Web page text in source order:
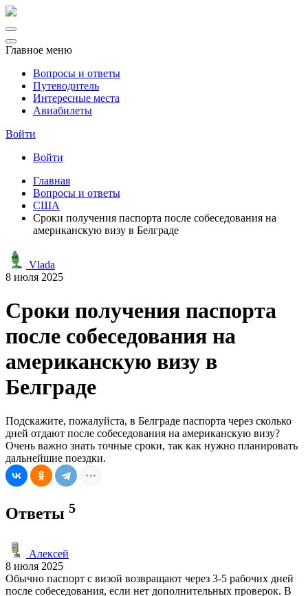
Главное меню
Вопросы и ответы
Путеводитель
Интересные места
Авиабилеты
Войти
Войти
Главная
Вопросы и ответы
США
Сроки получения паспорта после собеседования на
американскую визу в Белграде
Vlada
8 июля 2025
Сроки получения паспорта
после собеседования на
американскую визу в
Белграде
Подскажите, пожалуйста, в Белграде паспорта через сколько
дней отдают после собеседования на американскую визу?
Очень важно знать точные сроки, так как нужно планировать
дальнейшие поездки.
Ответы 5
Алексей
8 июля 2025
Обычно паспорт с визой возвращают через 3-5 рабочих дней
после собеседования, если нет дополнительных проверок. В